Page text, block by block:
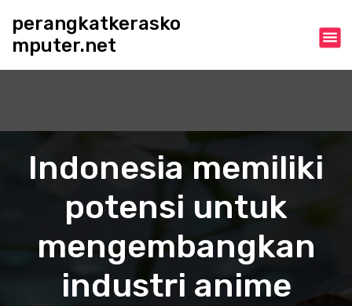
o
perangkatkerasko
mputer.net
Indonesia memiliki
potensi untuk
mengembangkan
industri anime